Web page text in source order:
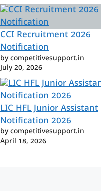
CCI Recruitment 2026
Notification
by competitivesupport.in
July 20, 2026
LIC HFL Junior Assistant
Notification 2026
by competitivesupport.in
April 18, 2026